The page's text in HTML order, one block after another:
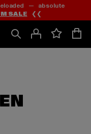
— absolute
SALE ❮❮